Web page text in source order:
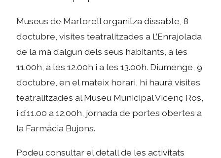
Museus de Martorell organitza dissabte, 8
d’octubre, visites teatralitzades a L’Enrajolada
de la mà d’algun dels seus habitants, a les
11.00h, a les 12.00h i a les 13.00h. Diumenge, 9
d’octubre, en el mateix horari, hi haurà visites
teatralitzades al Museu Municipal Vicenç Ros,
i d’11.00 a 12.00h, jornada de portes obertes a
la Farmàcia Bujons.
Podeu consultar el detall de les activitats